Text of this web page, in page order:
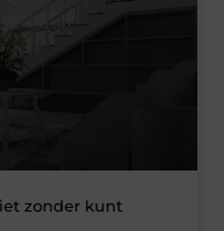
zonder kunt